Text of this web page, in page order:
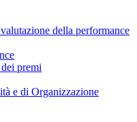
della performance
premi
e di Organizzazione